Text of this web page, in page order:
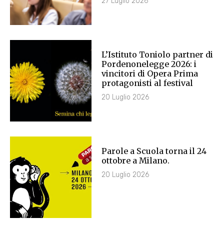
L’Istituto Toniolo partner di
Pordenonelegge 2026: i
vincitori di Opera Prima
protagonisti al festival
20 Luglio 2026
Parole a Scuola torna il 24
ottobre a Milano.
20 Luglio 2026